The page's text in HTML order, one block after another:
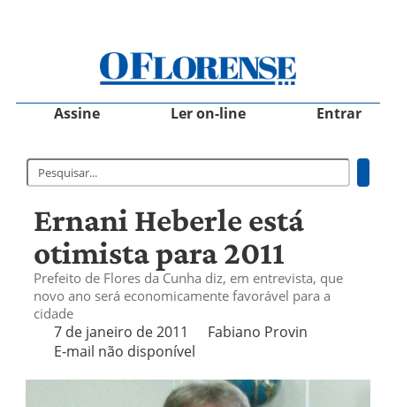
Assine Ler on-line Entrar
Ernani Heberle está
otimista para 2011
Prefeito de Flores da Cunha diz, em entrevista, que
novo ano será economicamente favorável para a
cidade
7 de janeiro de 2011
Fabiano Provin
E-mail não disponível